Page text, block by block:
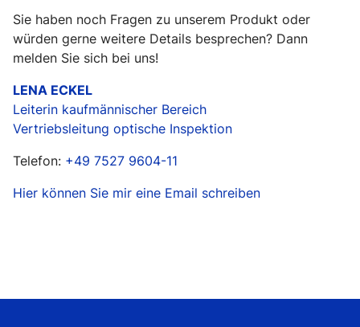
Sie haben noch Fragen zu unserem Produkt oder
würden gerne weitere Details besprechen? Dann
melden Sie sich bei uns!
LENA ECKEL
Leiterin kaufmännischer Bereich
Vertriebsleitung optische Inspektion
Telefon: +49 7527 9604-11
Hier können Sie mir eine Email schreiben